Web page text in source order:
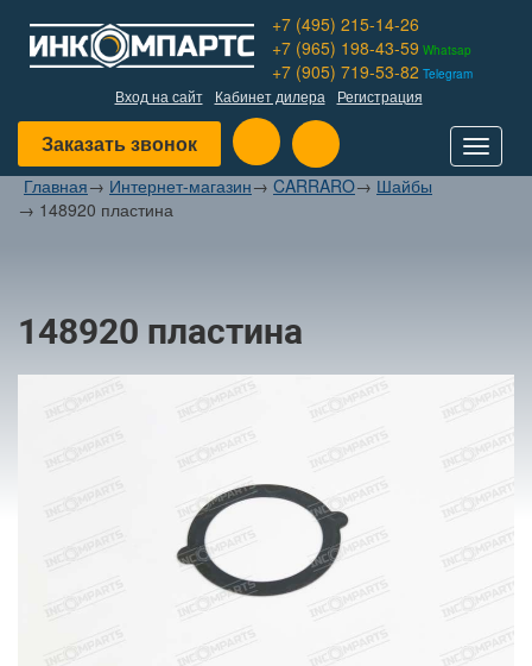
+7 (495) 215-14-26
+7 (965) 198-43-59 Whatsap
+7 (905) 719-53-82 Telegram
Вход на сайт Кабинет дилера Регистрация
Заказать звонок
Toggle
Главная→ Интернет-магазин→ CARRARO→ Шайбы
→ 148920 пластина
148920 пластина